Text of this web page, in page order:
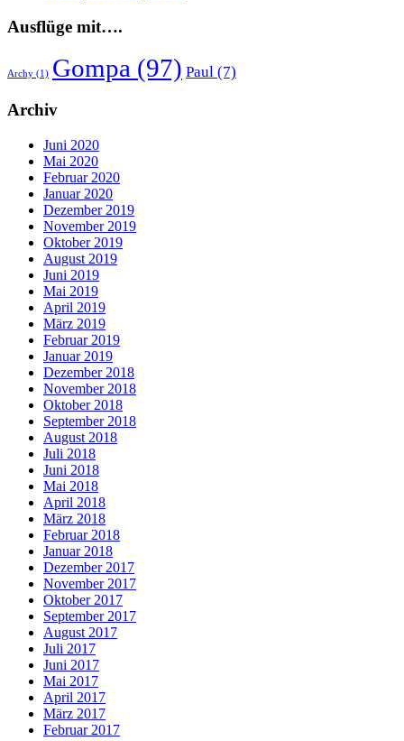
Ausflüge mit….
Archy (1) Gompa (97) Paul (7)
Archiv
Juni 2020
Mai 2020
Februar 2020
Januar 2020
Dezember 2019
November 2019
Oktober 2019
August 2019
Juni 2019
Mai 2019
April 2019
März 2019
Februar 2019
Januar 2019
Dezember 2018
November 2018
Oktober 2018
September 2018
August 2018
Juli 2018
Juni 2018
Mai 2018
April 2018
März 2018
Februar 2018
Januar 2018
Dezember 2017
November 2017
Oktober 2017
September 2017
August 2017
Juli 2017
Juni 2017
Mai 2017
April 2017
März 2017
Februar 2017